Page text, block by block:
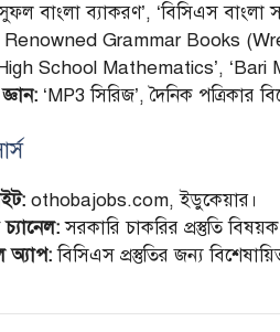
বাংলা ব্যাকরণ’, ‘বিসিএস বাংলা
Renowned Grammar Books
School Mathematics’, ‘Bari
‘MP3 সিরিজ’, দৈনিক পত্রিকার
othobajobs.com, ইডুকেয়ার।
সরকারি চাকরির প্রস্তুতি
অ্যাপ:বিসিএস প্রস্তুতির জন্য